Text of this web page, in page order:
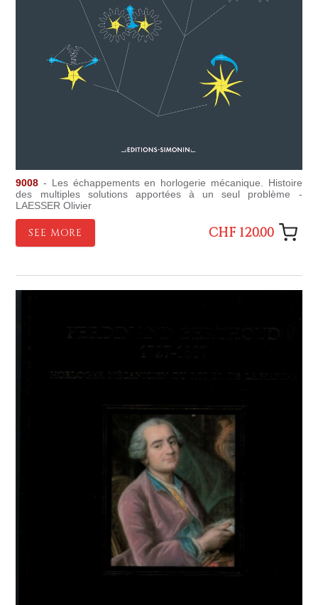
9008 - Les échappements en horlogerie mécanique. Histoire
des multiples solutions apportées à un seul problème -
LAESSER Olivier
SEE MORE CHF 120.00